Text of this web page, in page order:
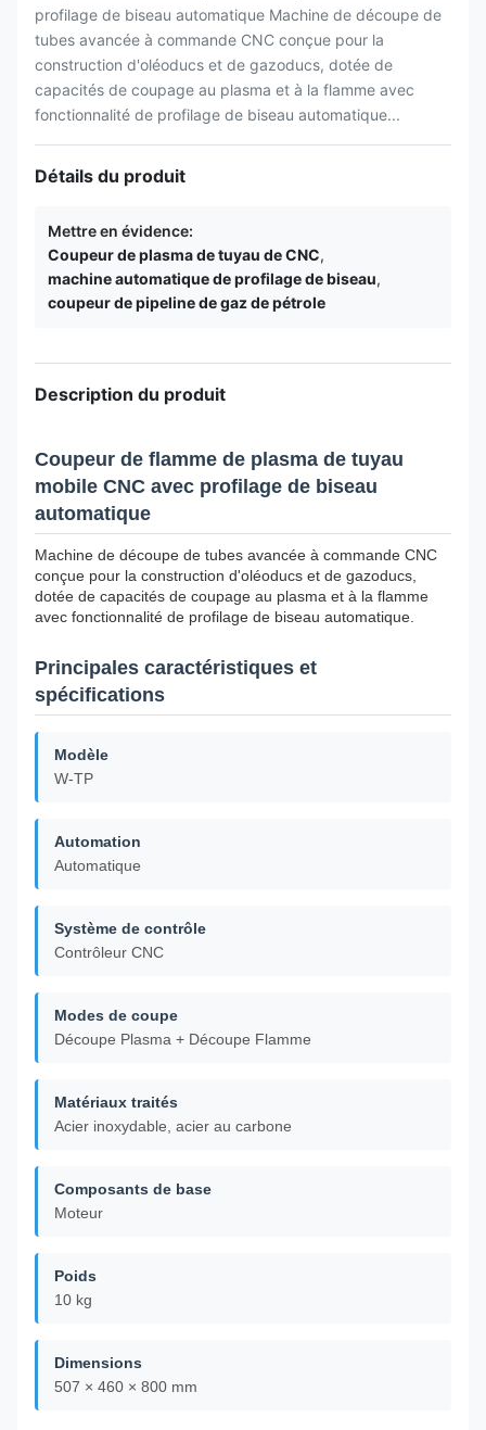
profilage de biseau automatique Machine de découpe de
tubes avancée à commande CNC conçue pour la
construction d'oléoducs et de gazoducs, dotée de
capacités de coupage au plasma et à la flamme avec
fonctionnalité de profilage de biseau automatique...
Détails du produit
Mettre en évidence:
Coupeur de plasma de tuyau de CNC,
machine automatique de profilage de biseau,
coupeur de pipeline de gaz de pétrole
Description du produit
Coupeur de flamme de plasma de tuyau
mobile CNC avec profilage de biseau
automatique
Machine de découpe de tubes avancée à commande CNC
conçue pour la construction d'oléoducs et de gazoducs,
dotée de capacités de coupage au plasma et à la flamme
avec fonctionnalité de profilage de biseau automatique.
Principales caractéristiques et
spécifications
Modèle
W-TP
Automation
Automatique
Système de contrôle
Contrôleur CNC
Modes de coupe
Découpe Plasma + Découpe Flamme
Matériaux traités
Acier inoxydable, acier au carbone
Composants de base
Moteur
Poids
10 kg
Dimensions
507 × 460 × 800 mm